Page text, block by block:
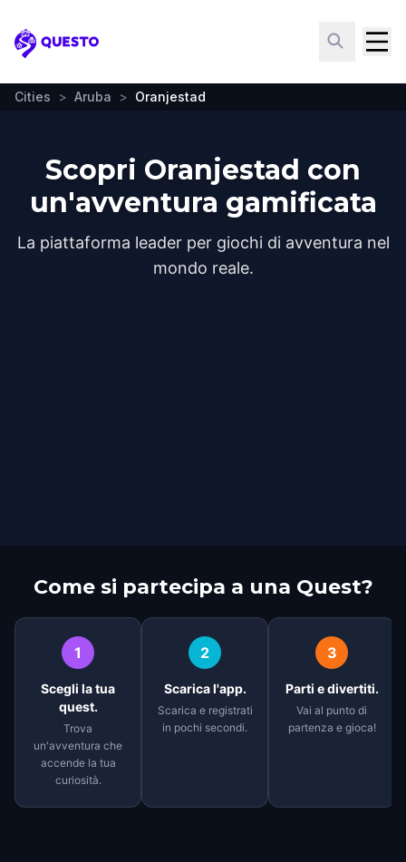
Questo
Cities > Aruba > Oranjestad
Scopri Oranjestad con
un'avventura gamificata
La piattaforma leader per giochi di avventura nel
mondo reale.
Come si partecipa a una Quest?
1
Scegli la tua
quest.
Trova
un'avventura che
accende la tua
curiosità.
2
Scarica l'app.
Scarica e registrati
in pochi secondi.
3
Parti e divertiti.
Vai al punto di
partenza e gioca!